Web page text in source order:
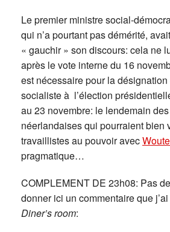
Le premier ministre social-
qui n’a pourtant pas démérité,
« gauchir » son discours: cela ne
après le vote interne du 16
est nécessaire pour la
socialiste à l’élection
au 23 novembre: le lendemain
néerlandaises qui pourraient bien
travaillistes au pouvoir avec
pragmatique…
COMPLEMENT DE 23h08: Pas
donner ici un commentaire que
Diner’s room: